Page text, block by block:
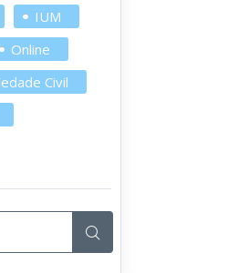
IUM
Online
Civil